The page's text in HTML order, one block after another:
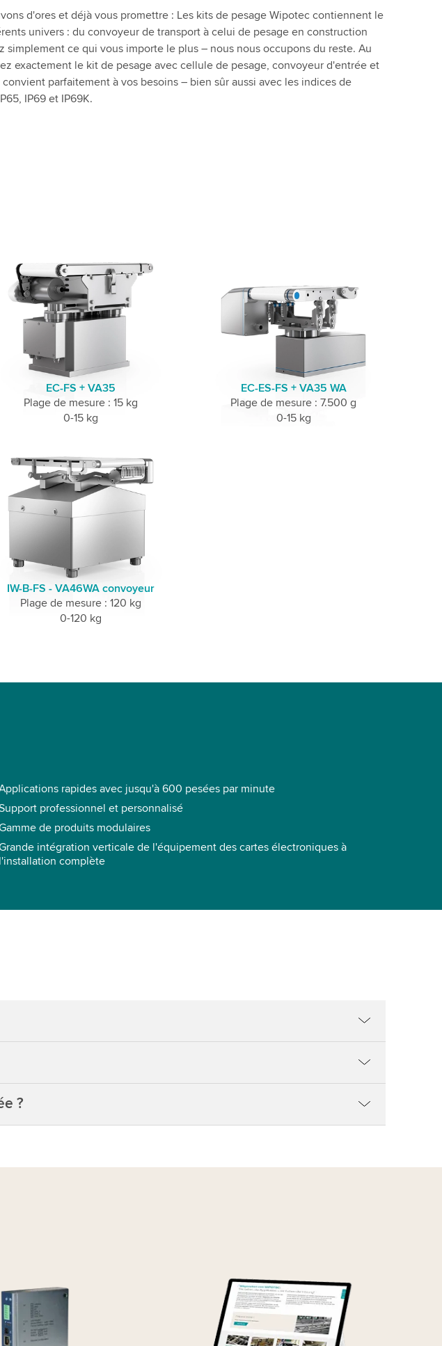
d'ores et déjà vous promettre : Les kits de pesage Wipotec contiennent le
univers : du convoyeur de transport à celui de pesage en construction
simplement ce qui vous importe le plus – nous nous occupons du reste. Au
exactement le kit de pesage avec cellule de pesage, convoyeur d'entrée et
parfaitement à vos besoins – bien sûr aussi avec les indices de
IP69 et IP69K.
EC-FS + VA35
Plage de mesure : 15 kg
0-15 kg
EC-ES-FS + VA35 WA
Plage de mesure : 7.500 g
0-15 kg
IW-B-FS - VA46WA convoyeur
Plage de mesure : 120 kg
0-120 kg
rapides avec jusqu'à 600 pesées par minute
professionnel et personnalisé
de produits modulaires
intégration verticale de l'équipement des cartes électroniques à
l'installation complète
?